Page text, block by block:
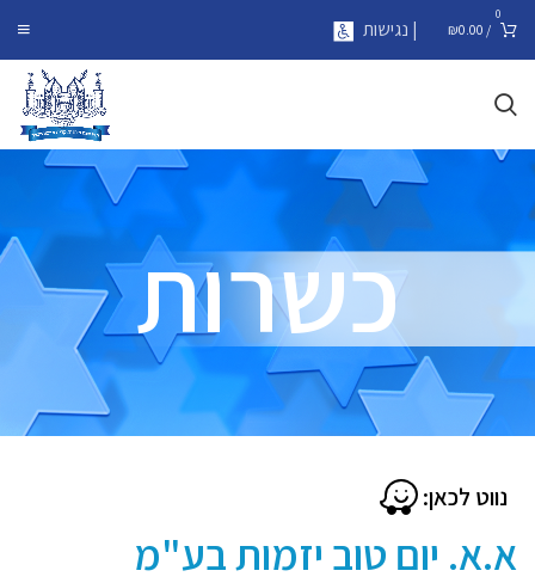
0
/
₪0.00 | נגישות
כשרות
נווט לכאן:
א.א. יום טוב יזמות בע"מ